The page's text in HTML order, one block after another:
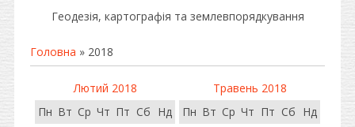
Геодезія, картографія та землевпорядкування
Головна » 2018
Лютий 2018
Пн Вт Ср Чт Пт Сб Нд
Травень 2018
Пн Вт Ср Чт Пт Сб Нд